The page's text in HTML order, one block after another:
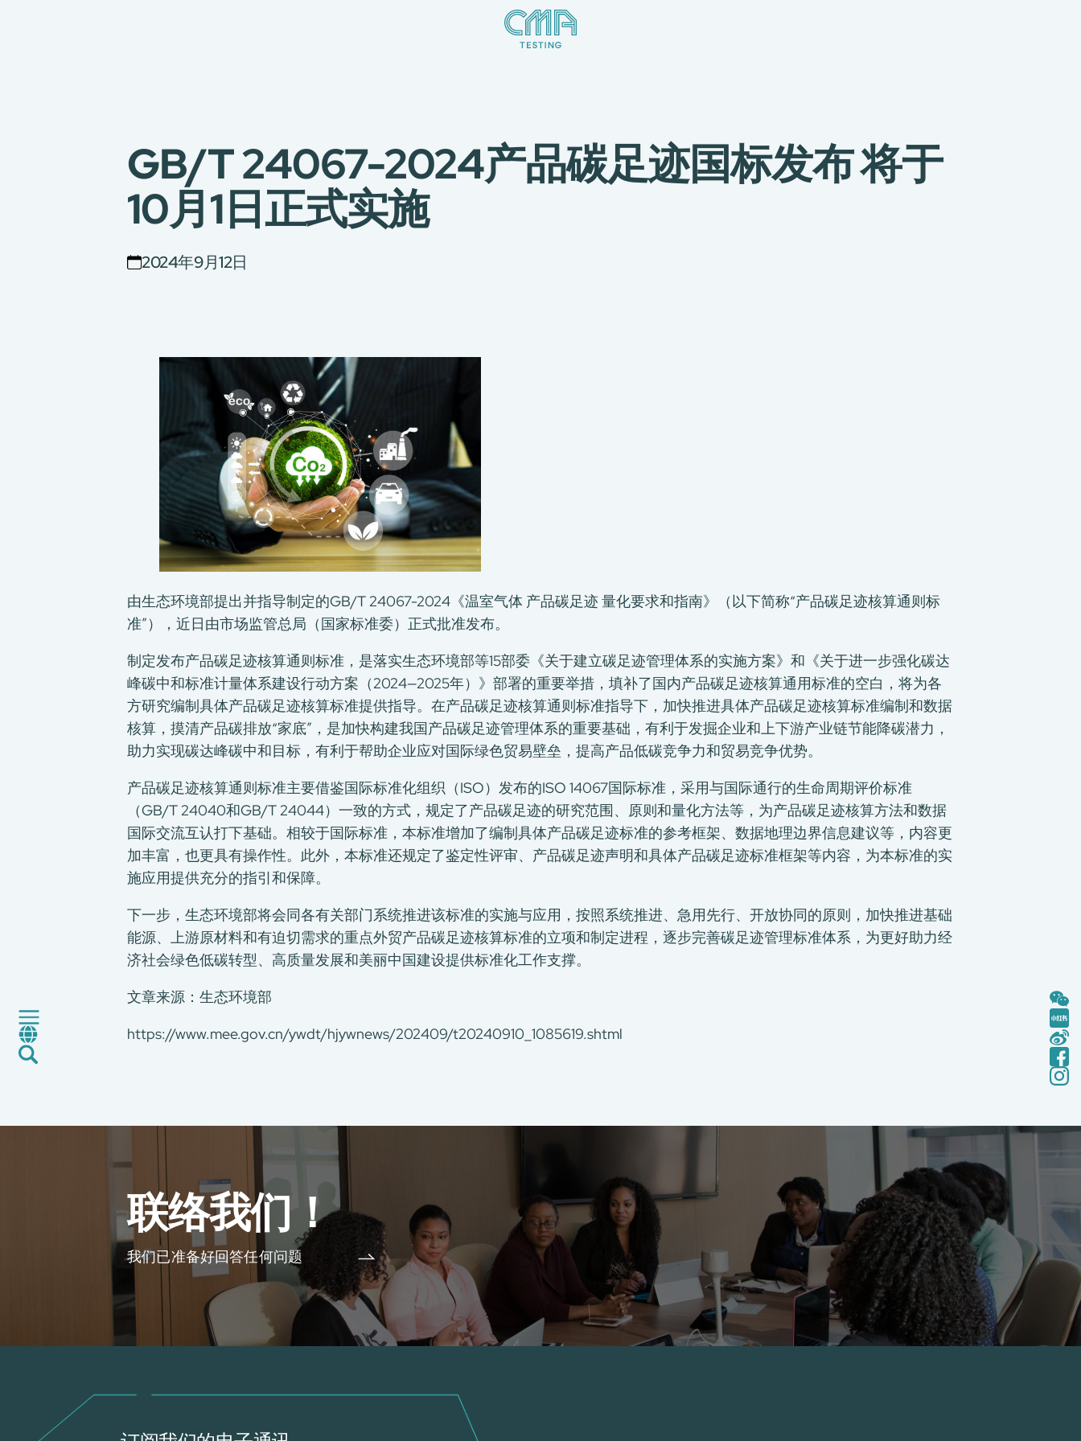
消费品测试
绿色环保服务
认证与评价服务
GB/T 24067-2024产品碳足迹国标发布 将于
10月1日正式实施
2024年9月12日
由生态环境部提出并指导制定的GB/T 24067-2024《温室气体 产品碳足迹 量化要求和指南》（以下简称“产品碳足迹核算通则标
准”），近日由市场监管总局（国家标准委）正式批准发布。
制定发布产品碳足迹核算通则标准，是落实生态环境部等15部委《关于建立碳足迹管理体系的实施方案》和《关于进一步强化碳达
峰碳中和标准计量体系建设行动方案（2024—2025年）》部署的重要举措，填补了国内产品碳足迹核算通用标准的空白，将为各
方研究编制具体产品碳足迹核算标准提供指导。在产品碳足迹核算通则标准指导下，加快推进具体产品碳足迹核算标准编制和数据
核算，摸清产品碳排放“家底”，是加快构建我国产品碳足迹管理体系的重要基础，有利于发掘企业和上下游产业链节能降碳潜力，
助力实现碳达峰碳中和目标，有利于帮助企业应对国际绿色贸易壁垒，提高产品低碳竞争力和贸易竞争优势。
产品碳足迹核算通则标准主要借鉴国际标准化组织（ISO）发布的ISO 14067国际标准，采用与国际通行的生命周期评价标准
（GB/T 24040和GB/T 24044）一致的方式，规定了产品碳足迹的研究范围、原则和量化方法等，为产品碳足迹核算方法和数据
国际交流互认打下基础。相较于国际标准，本标准增加了编制具体产品碳足迹标准的参考框架、数据地理边界信息建议等，内容更
加丰富，也更具有操作性。此外，本标准还规定了鉴定性评审、产品碳足迹声明和具体产品碳足迹标准框架等内容，为本标准的实
施应用提供充分的指引和保障。
下一步，生态环境部将会同各有关部门系统推进该标准的实施与应用，按照系统推进、急用先行、开放协同的原则，加快推进基础
能源、上游原材料和有迫切需求的重点外贸产品碳足迹核算标准的立项和制定进程，逐步完善碳足迹管理标准体系，为更好助力经
济社会绿色低碳转型、高质量发展和美丽中国建设提供标准化工作支撑。
文章来源：生态环境部
https://www.mee.gov.cn/ywdt/hjywnews/202409/t20240910_1085619.shtml
联络我们！
我们已准备好回答任何问题